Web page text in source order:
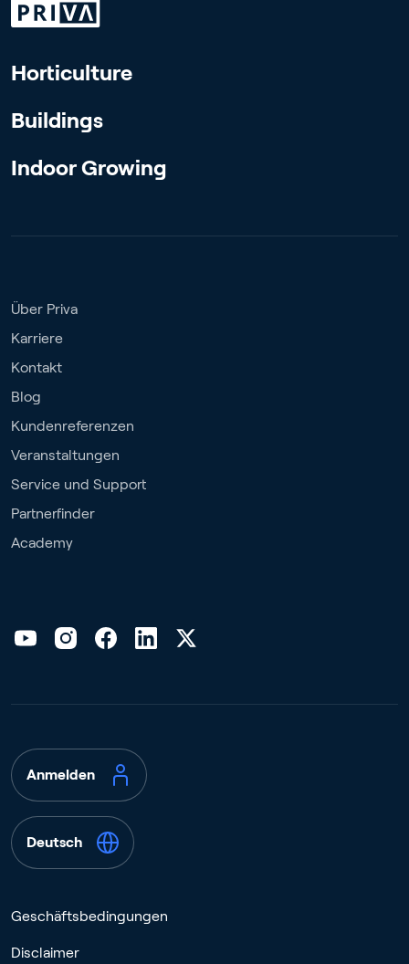
Horticulture
Buildings
Indoor Growing
Über Priva
Karriere
Kontakt
Blog
Kundenreferenzen
Veranstaltungen
Service und Support
Partnerfinder
Academy
Anmelden
Deutsch
Geschäftsbedingungen
Disclaimer